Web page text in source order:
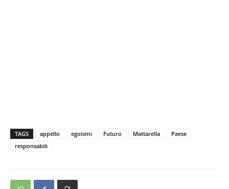
TAGS appello egoismi Futuro Mattarella
Paese
responsabili